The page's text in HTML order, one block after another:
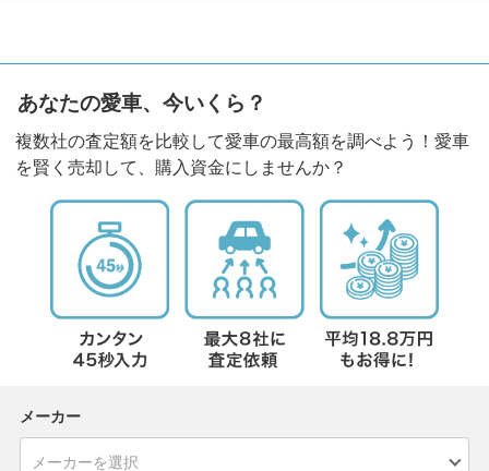
あなたの愛車、今いくら？
複数社の査定額を比較して愛車の最高額を調べよう！愛車
を賢く売却して、購入資金にしませんか？
メーカー